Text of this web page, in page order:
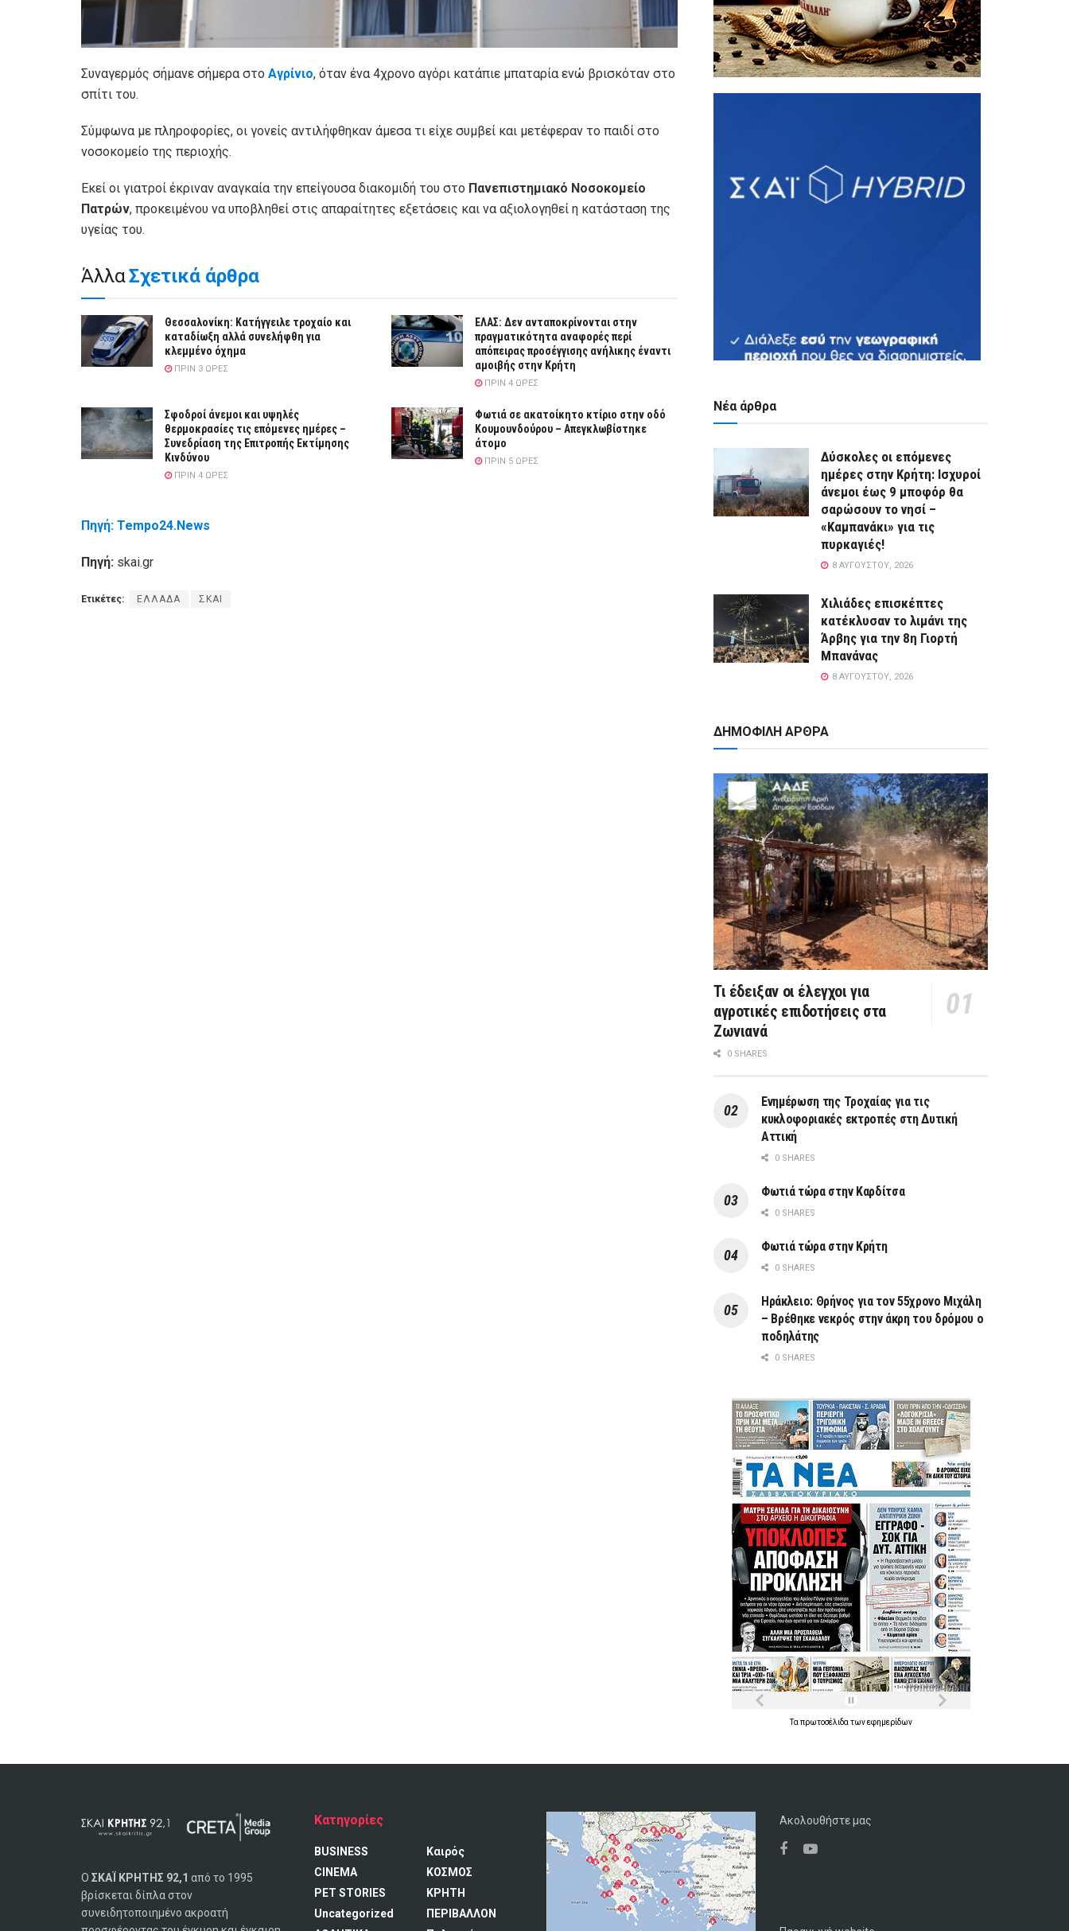
Συναγερμός σήμανε σήμερα στο Αγρίνιο, όταν ένα 4χρονο αγόρι κατάπιε μπαταρία ενώ βρισκόταν στο
σπίτι του.
Σύμφωνα με πληροφορίες, οι γονείς αντιλήφθηκαν άμεσα τι είχε συμβεί και μετέφεραν το παιδί στο
νοσοκομείο της περιοχής.
Εκεί οι γιατροί έκριναν αναγκαία την επείγουσα διακομιδή του στο Πανεπιστημιακό Νοσοκομείο
Πατρών, προκειμένου να υποβληθεί στις απαραίτητες εξετάσεις και να αξιολογηθεί η κατάσταση της
υγείας του.
ΆλλαΣχετικά άρθρα
Θεσσαλονίκη: Κατήγγειλε τροχαίο και
καταδίωξη αλλά συνελήφθη για
κλεμμένο όχημα
ΠΡΙΝ 3 ΏΡΕΣ
ΕΛΑΣ: Δεν ανταποκρίνονται στην
πραγματικότητα αναφορές περί
απόπειρας προσέγγισης ανήλικης έναντι
αμοιβής στην Κρήτη
ΠΡΙΝ 4 ΏΡΕΣ
Σφοδροί άνεμοι και υψηλές
θερμοκρασίες τις επόμενες ημέρες –
Συνεδρίαση της Επιτροπής Εκτίμησης
Κινδύνου
ΠΡΙΝ 4 ΏΡΕΣ
Φωτιά σε ακατοίκητο κτίριο στην οδό
Κουμουνδούρου – Απεγκλωβίστηκε
άτομο
ΠΡΙΝ 5 ΏΡΕΣ
Πηγή: Tempo24.News
Πηγή: skai.gr
Ετικέτες: ΕΛΛΑΔΑ ΣΚΑΙ
Νέα άρθρα
Δύσκολες οι επόμενες
ημέρες στην Κρήτη: Ισχυροί
άνεμοι έως 9 μποφόρ θα
σαρώσουν το νησί –
«Καμπανάκι» για τις
πυρκαγιές!
8 ΑΥΓΟΎΣΤΟΥ, 2026
Χιλιάδες επισκέπτες
κατέκλυσαν το λιμάνι της
Άρβης για την 8η Γιορτή
Μπανάνας
8 ΑΥΓΟΎΣΤΟΥ, 2026
ΔΗΜΟΦΙΛΗ ΑΡΘΡΑ
Τι έδειξαν οι έλεγχοι για
αγροτικές επιδοτήσεις στα
Ζωνιανά
0 SHARES
Ενημέρωση της Τροχαίας για τις
κυκλοφοριακές εκτροπές στη Δυτική
Αττική
0 SHARES
Φωτιά τώρα στην Καρδίτσα
0 SHARES
Φωτιά τώρα στην Κρήτη
0 SHARES
Ηράκλειο: Θρήνος για τον 55χρονο Μιχάλη
– Βρέθηκε νεκρός στην άκρη του δρόμου ο
ποδηλάτης
0 SHARES
Τα πρωτοσέλιδα τωνεφημερίδων
Ο ΣΚΑΪ ΚΡΗΤΗΣ 92,1 από το 1995
βρίσκεται δίπλα στον
συνειδητοποιημένο ακροατή
Κατηγορίες
BUSINESS
CINEMA
PET STORIES
Uncategorized
Καιρός
ΚΟΣΜΟΣ
ΚΡΗΤΗ
ΠΕΡΙΒΑΛΛΟΝ
Ακολουθήστε μας